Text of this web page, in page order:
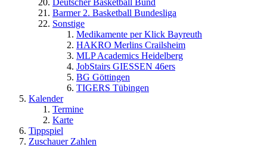
Deutscher Basketball Bund
Barmer 2. Basketball Bundesliga
Sonstige
Medikamente per Klick Bayreuth
HAKRO Merlins Crailsheim
MLP Academics Heidelberg
JobStairs GIESSEN 46ers
BG Göttingen
TIGERS Tübingen
Kalender
Termine
Karte
Tippspiel
Zuschauer Zahlen